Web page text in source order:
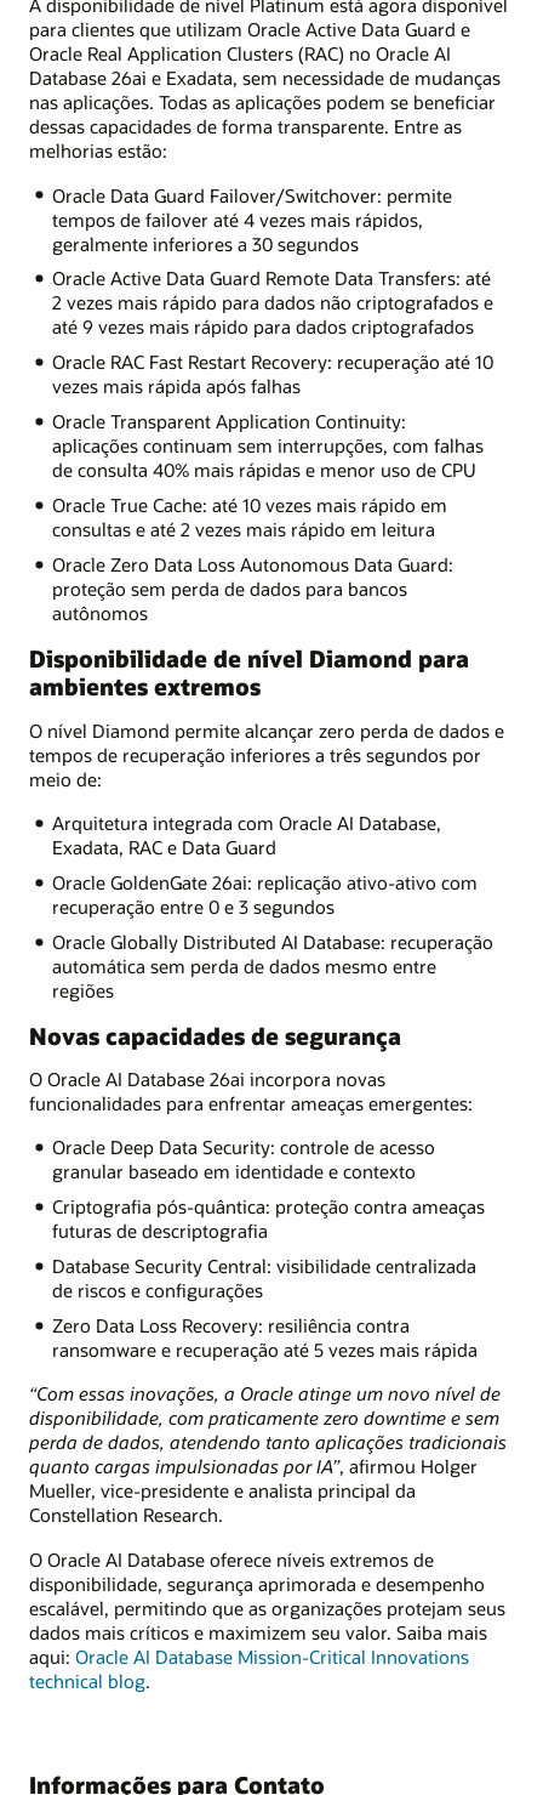
A disponibilidade de nível Platinum está agora disponível
para clientes que utilizam Oracle Active Data Guard e
Oracle Real Application Clusters (RAC) no Oracle AI
Database 26ai e Exadata, sem necessidade de mudanças
nas aplicações. Todas as aplicações podem se beneficiar
dessas capacidades de forma transparente. Entre as
melhorias estão:
Oracle Data Guard Failover/Switchover: permite
tempos de failover até 4 vezes mais rápidos,
geralmente inferiores a 30 segundos
Oracle Active Data Guard Remote Data Transfers: até
2 vezes mais rápido para dados não criptografados e
até 9 vezes mais rápido para dados criptografados
Oracle RAC Fast Restart Recovery: recuperação até 10
vezes mais rápida após falhas
Oracle Transparent Application Continuity:
aplicações continuam sem interrupções, com falhas
de consulta 40% mais rápidas e menor uso de CPU
Oracle True Cache: até 10 vezes mais rápido em
consultas e até 2 vezes mais rápido em leitura
Oracle Zero Data Loss Autonomous Data Guard:
proteção sem perda de dados para bancos
autônomos
Disponibilidade de nível Diamond para
ambientes extremos
O nível Diamond permite alcançar zero perda de dados e
tempos de recuperação inferiores a três segundos por
meio de:
Arquitetura integrada com Oracle AI Database,
Exadata, RAC e Data Guard
Oracle GoldenGate 26ai: replicação ativo-ativo com
recuperação entre 0 e 3 segundos
Oracle Globally Distributed AI Database: recuperação
automática sem perda de dados mesmo entre
regiões
Novas capacidades de segurança
O Oracle AI Database 26ai incorpora novas
funcionalidades para enfrentar ameaças emergentes:
Oracle Deep Data Security: controle de acesso
granular baseado em identidade e contexto
Criptografia pós-quântica: proteção contra ameaças
futuras de descriptografia
Database Security Central: visibilidade centralizada
de riscos e configurações
Zero Data Loss Recovery: resiliência contra
ransomware e recuperação até 5 vezes mais rápida
“Com essas inovações, a Oracle atinge um novo nível de
disponibilidade, com praticamente zero downtime e sem
perda de dados, atendendo tanto aplicações tradicionais
quanto cargas impulsionadas por IA”, afirmou Holger
Mueller, vice-presidente e analista principal da
Constellation Research.
O Oracle AI Database oferece níveis extremos de
disponibilidade, segurança aprimorada e desempenho
escalável, permitindo que as organizações protejam seus
dados mais críticos e maximizem seu valor. Saiba mais
aqui: Oracle AI Database Mission-Critical Innovations
technical blog.
Informações para Contato